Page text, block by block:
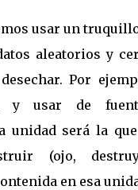
usar un
aleatorios y
Por
usar de
unidad será la
(ojo,
en esa